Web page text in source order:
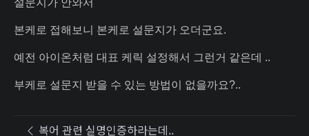
설문지가 안와서
본케로 접해보니 본케로 설문지가 오더군요.
예전 아이온처럼 대표 케릭 설정해서 그런거 같은데 ..
부케로 설문지 받을 수 있는 방법이 없을까요?..
복어 관련 실명인증하라는데..